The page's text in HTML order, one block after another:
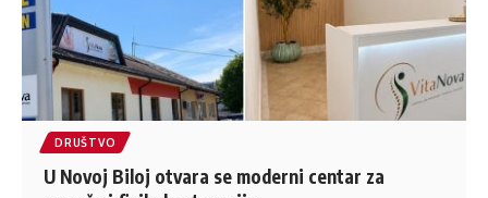
DRUŠTVO
U Novoj Biloj otvara se moderni centar za